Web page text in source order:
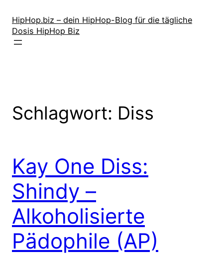
Inhalt
springen
HipHop.biz – dein HipHop-Blog für die tägliche
Dosis HipHop Biz
Schlagwort: Diss
Kay One Diss:
Shindy –
Alkoholisierte
Pädophile (AP)